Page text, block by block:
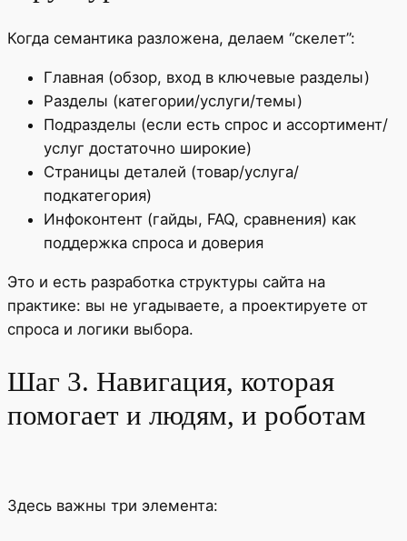
Когда семантика разложена, делаем “скелет”:
Главная (обзор, вход в ключевые разделы)
Разделы (категории/услуги/темы)
Подразделы (если есть спрос и ассортимент/
услуг достаточно широкие)
Страницы деталей (товар/услуга/
подкатегория)
Инфоконтент (гайды, FAQ, сравнения) как
поддержка спроса и доверия
Это и есть разработка структуры сайта на
практике: вы не угадываете, а проектируете от
спроса и логики выбора.
Шаг 3. Навигация, которая
помогает и людям, и роботам
Здесь важны три элемента: